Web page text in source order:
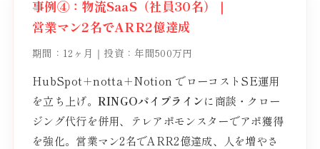
事例④：物流SaaS（社員30名）｜
営業マン2名でARR2億達成
期間：12ヶ月｜投資：年間500万円
HubSpot＋notta＋Notion でローコストSE運用
を立ち上げ。 RINGOパイプラインに商談・クロー
ジング代行を併用、テレアポモンスターでアポ獲得
を強化。営業マン2名でARR2億達成、人を増やさ